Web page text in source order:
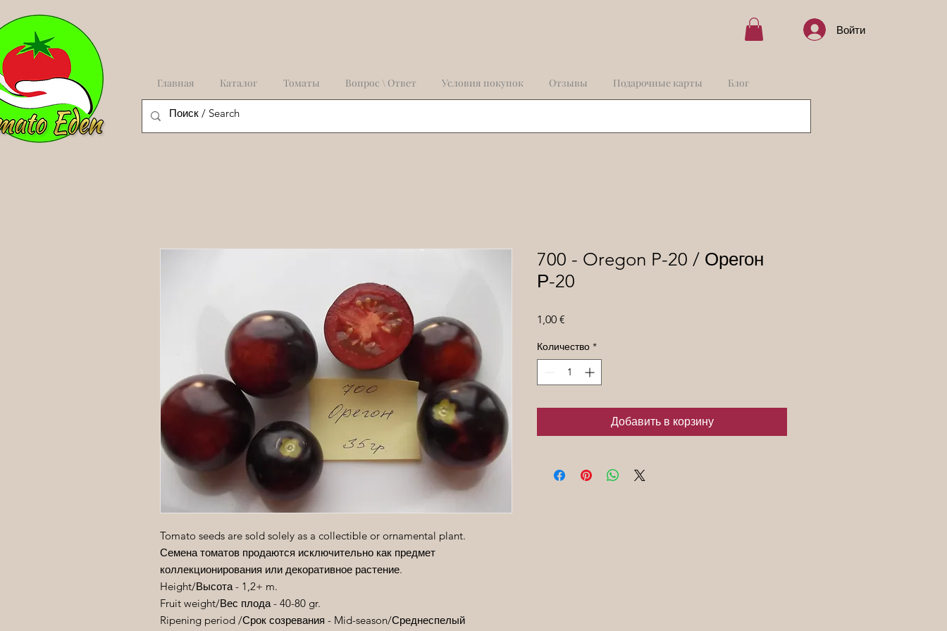
Войти
Главная Каталог Томаты Вопрос \ Ответ Условия покупок Отзывы Подарочные карты Блог
Tomato seeds are sold solely as a collectible or ornamental plant.
Семена томатов продаются исключительно как предмет
коллекционирования или декоративное растение.
Height/Высота- 1,2+ m.
Fruit weight/Вес плода- 40-80 gr.
Ripening period /Срок созревания - Mid-season/Среднеспелый
700 - Oregon P-20 / Орегон
Р-20
1,00 €
Количество *
Добавить в корзину